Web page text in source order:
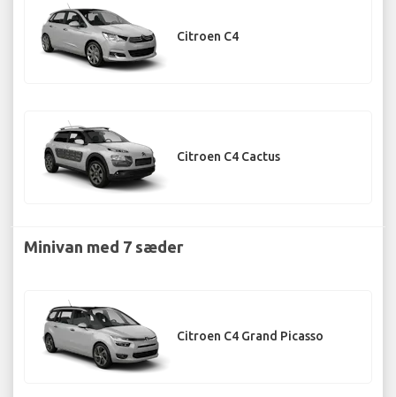
Citroen C4
Citroen C4 Cactus
Minivan med 7 sæder
Citroen C4 Grand Picasso